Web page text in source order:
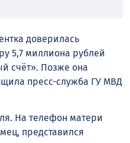
доверилась
5,7 миллиона рублей
счёт». Позже она
пресс-служба ГУ МВД
На телефон матери
представился